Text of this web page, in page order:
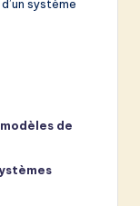
système
de